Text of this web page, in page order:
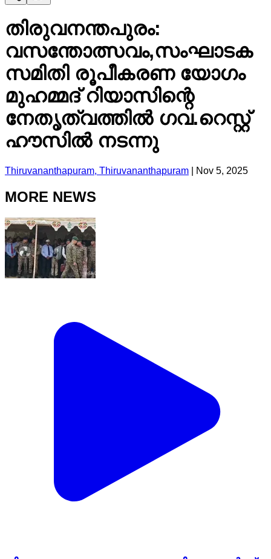
തിരുവനന്തപുരം:
വസന്തോത്സവം,സംഘാടക
സമിതി രൂപീകരണ യോഗം
മുഹമ്മദ്‌ റിയാസിന്റെ
നേതൃത്വത്തിൽ ഗവ.റെസ്റ്റ്
ഹൗസിൽ നടന്നു
Thiruvananthapuram, Thiruvananthapuram Nov 5, 2025
MORE NEWS